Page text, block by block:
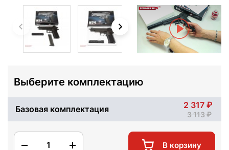
Выберите комплектацию
Базовая комплектация 2 317
3 113
1 В корзину